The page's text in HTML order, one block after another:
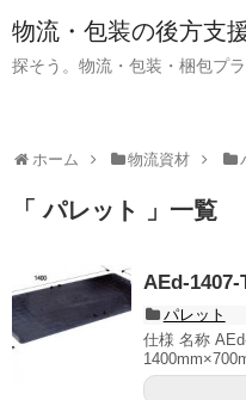
物流・包装の後方支
探そう。物流・包装・梱包プ
ホーム 物流資材
「 パレット 」一覧
AEd-1407-
パレット
仕様 名称